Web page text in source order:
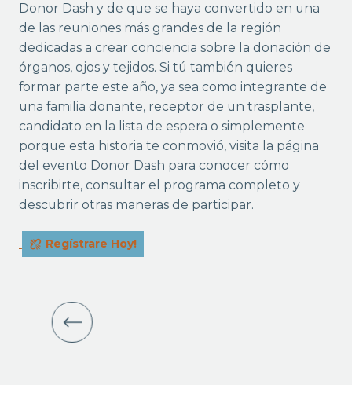
Donor Dash y de que se haya convertido en una
de las reuniones más grandes de la región
dedicadas a crear conciencia sobre la donación de
órganos, ojos y tejidos. Si tú también quieres
formar parte este año, ya sea como integrante de
una familia donante, receptor de un trasplante,
candidato en la lista de espera o simplemente
porque esta historia te conmovió, visita la página
del evento Donor Dash para conocer cómo
inscribirte, consultar el programa completo y
descubrir otras maneras de participar.
Regístrare Hoy!